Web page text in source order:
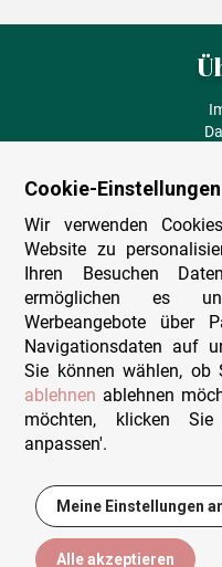
110,95 €
Wir sind
+49
Cookie-
Wir verwenden
Website zu
Ihren Besuchen
ermöglichen es
Werbeangebote über
Navigationsdaten auf
Sie können wählen, ob
ablehnen ablehnen
möchten, klicken
anpassen'.
Meine Einstellungen
Alle akzeptieren